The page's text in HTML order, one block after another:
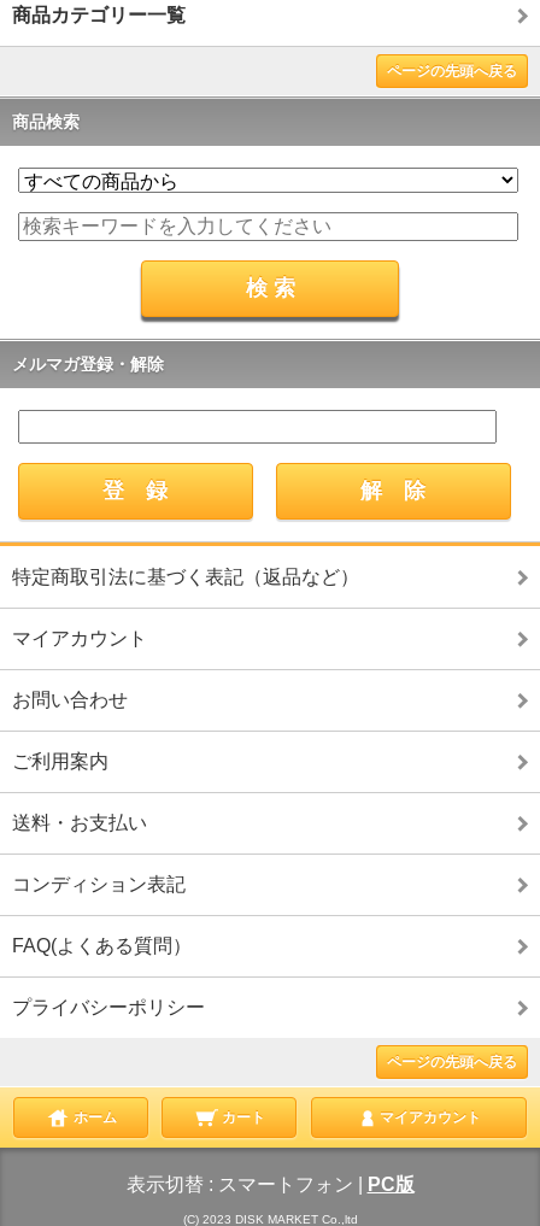
商品カテゴリー一覧
ページの先頭へ戻る
商品検索
メルマガ登録・解除
特定商取引法に基づく表記（返品など）
マイアカウント
お問い合わせ
ご利用案内
送料・お支払い
コンディション表記
FAQ(よくある質問）
プライバシーポリシー
ページの先頭へ戻る
ホーム カート マイアカウント
表示切替 : スマートフォン PC版
(C) 2023 DISK MARKET Co.,ltd